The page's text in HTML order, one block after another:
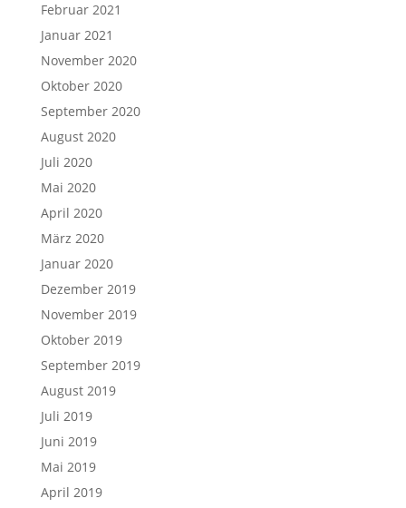
Februar 2021
Januar 2021
November 2020
Oktober 2020
September 2020
August 2020
Juli 2020
Mai 2020
April 2020
März 2020
Januar 2020
Dezember 2019
November 2019
Oktober 2019
September 2019
August 2019
Juli 2019
Juni 2019
Mai 2019
April 2019